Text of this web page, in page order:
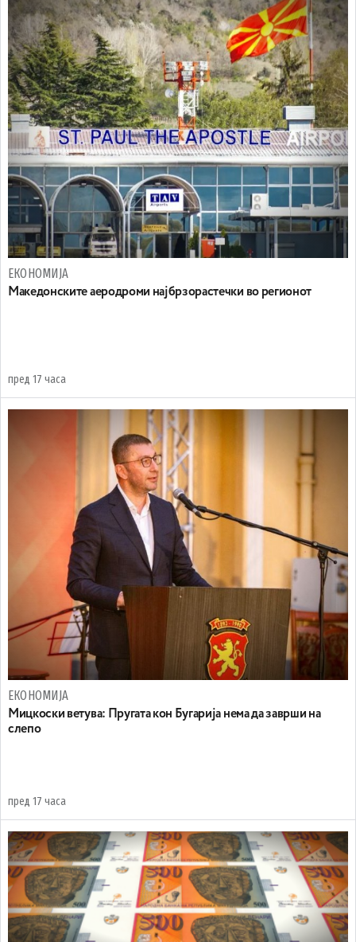
ЕКОНОМИЈА
Maкедонските аеродроми најбрзорастечки во регионот
пред 17 часа
ЕКОНОМИЈА
Mицкоски ветува: Пругата кон Бугарија нема да заврши на
слепо
пред 17 часа